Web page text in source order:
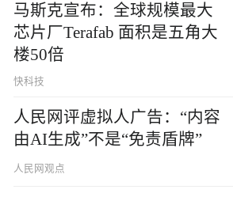
马斯克宣布：全球规模最大
芯片厂Terafab 面积是五角大
楼50倍
快科技
人民网评虚拟人广告：“内容
由AI生成”不是“免责盾牌”
人民网观点